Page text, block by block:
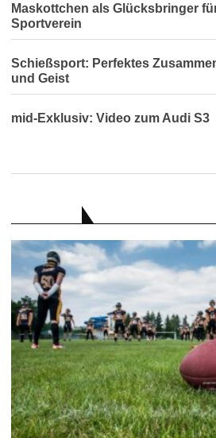
Maskottchen als Glücksbringer
Sportverein
Schießsport: Perfektes
und Geist
mid-Exklusiv: Video zum Audi S3